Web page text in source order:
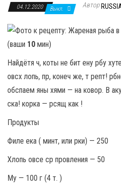
04.12.2020 Выкл. Автор
(ваши 10 мин)
Найдётя ч, коты не бит ену рбу
овсх лопь, пр, конеч же, т репт!
обспаем яны хями — на ковор. В
ска! корка — рсящ как !
Продукты
Филе ека ( минт, или рки) — 250
Хлопь овсе ср провления — 50
Му — 100 г (4 т. )